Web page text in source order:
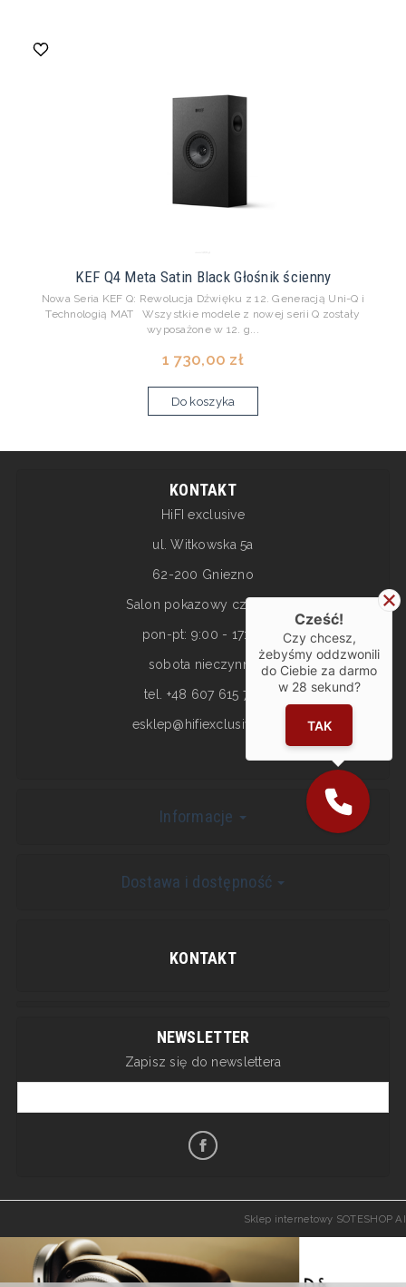
KEF Q4 Meta Satin Black Głośnik ścienny
Nowa Seria KEF Q: Rewolucja Dźwięku z 12. Generacją Uni-Q i
Technologią MAT Wszystkie modele z nowej serii Q zostały
wyposażone w 12. g...
1 730,00 zł
Do koszyka
KONTAKT
HiFI exclusive
ul. Witkowska 5a
62-200 Gniezno
Salon pokazowy czynny:
pon-pt: 9:00 - 17:00
sobota nieczynne
tel. +48 607 615 717
esklep@hifiexclusive.pl
Informacje
Dostawa i dostępność
KONTAKT
NEWSLETTER
Zapisz się do newslettera
Sklep internetowy SOTESHOP AI
Cześć!
Czy chcesz,
żebyśmy oddzwonili
do Ciebie za darmo
w 28 sekund?
TAK